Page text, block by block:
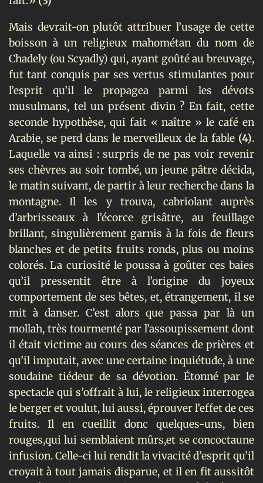
Mais devrait-on plutôt attribuer l’usage de cette
boisson à un religieux mahométan du nom de
Chadely (ou Scyadly) qui, ayant goûté au breuvage,
fut tant conquis par ses vertus stimulantes pour
l’esprit qu’il le propagea parmi les dévots
musulmans, tel un présent divin ? En fait, cette
seconde hypothèse, qui fait « naître » le café en
Arabie, se perd dans le merveilleux de la fable (4).
Laquelle va ainsi : surpris de ne pas voir revenir
ses chèvres au soir tombé, un jeune pâtre décida,
le matin suivant, de partir à leur recherche dans la
montagne. Il les y trouva, cabriolant auprès
d’arbrisseaux à l’écorce grisâtre, au feuillage
brillant, singulièrement garnis à la fois de fleurs
blanches et de petits fruits ronds, plus ou moins
colorés. La curiosité le poussa à goûter ces baies
qu’il pressentit être à l’origine du joyeux
comportement de ses bêtes, et, étrangement, il se
mit à danser. C’est alors que passa par là un
mollah, très tourmenté par l’assoupissement dont
il était victime au cours des séances de prières et
qu’il imputait, avec une certaine inquiétude, à une
soudaine tiédeur de sa dévotion. Étonné par le
spectacle qui s’offrait à lui, le religieux interrogea
le berger et voulut, lui aussi, éprouver l’effet de ces
fruits. Il en cueillit donc quelques-uns, bien
rouges,qui lui semblaient mûrs,et se concoctaune
infusion. Celle-ci lui rendit la vivacité d’esprit qu’il
croyait à tout jamais disparue, et il en fit aussitôt